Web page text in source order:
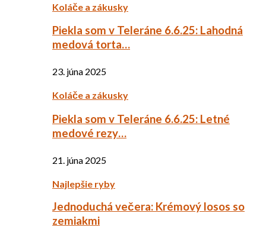
Koláče a zákusky
Piekla som v Teleráne 6.6.25: Lahodná
medová torta…
23. júna 2025
Koláče a zákusky
Piekla som v Teleráne 6.6.25: Letné
medové rezy…
21. júna 2025
Najlepšie ryby
Jednoduchá večera: Krémový losos so
zemiakmi